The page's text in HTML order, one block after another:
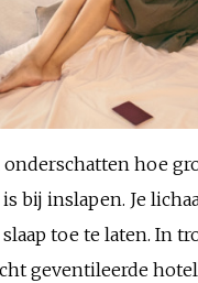
onderschatten hoe
bij inslapen. Je
toe te laten. In
geventileerde